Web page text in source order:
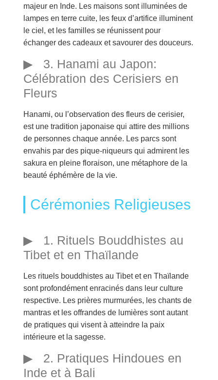
majeur en Inde. Les maisons sont illuminées de
lampes en terre cuite, les feux d’artifice illuminent
le ciel, et les familles se réunissent pour
échanger des cadeaux et savourer des douceurs.
3. Hanami au Japon:
Célébration des Cerisiers en
Fleurs
Hanami, ou l’observation des fleurs de cerisier,
est une tradition japonaise qui attire des millions
de personnes chaque année. Les parcs sont
envahis par des pique-niqueurs qui admirent les
sakura en pleine floraison, une métaphore de la
beauté éphémère de la vie.
Cérémonies Religieuses
1. Rituels Bouddhistes au
Tibet et en Thaïlande
Les rituels bouddhistes au Tibet et en Thaïlande
sont profondément enracinés dans leur culture
respective. Les prières murmurées, les chants de
mantras et les offrandes de lumières sont autant
de pratiques qui visent à atteindre la paix
intérieure et la sagesse.
2. Pratiques Hindoues en
Inde et à Bali